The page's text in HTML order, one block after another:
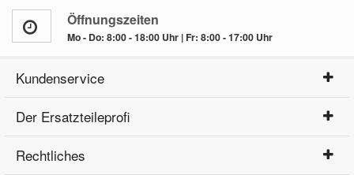
Öffnungszeiten
Mo - Do: 8:00 - 18:00 Uhr | Fr: 8:00 - 17:00 Uhr
Kundenservice
Der Ersatzteileprofi
Rechtliches